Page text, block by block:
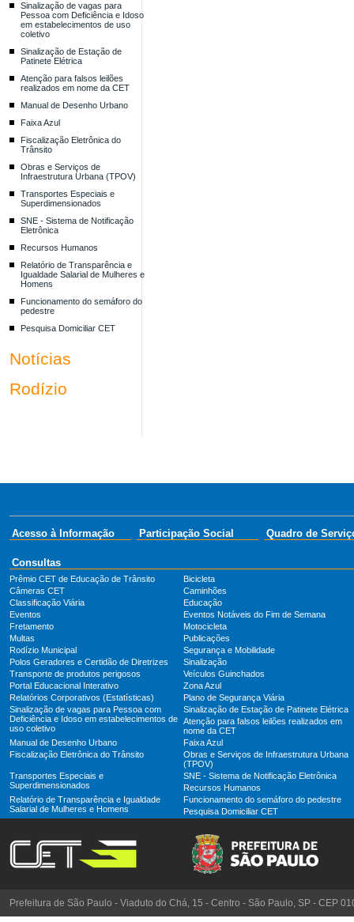
Sinalização de vagas para
Pessoa com Deficiência e Idoso
em estabelecimentos de uso
coletivo
Sinalização de Estação de
Patinete Elétrica
Atenção para falsos leilões
realizados em nome da CET
Manual de Desenho Urbano
Faixa Azul
Fiscalização Eletrônica do
Trânsito
Obras e Serviços de
Infraestrutura Urbana (TPOV)
Transportes Especiais e
Superdimensionados
SNE - Sistema de Notificação
Eletrônica
Recursos Humanos
Relatório de Transparência e
Igualdade Salarial de Mulheres e
Homens
Funcionamento do semáforo do
pedestre
Pesquisa Domiciliar CET
Notícias
Rodízio
Acesso à Informação Participação Social Quadro de
Consultas
Prêmio CET de Educação de Trânsito
Bicicleta
Câmeras CET
Caminhões
Classificação Viária
Educação
Eventos
Eventos Notáveis do Fim de Semana
Fretamento
Motocicleta
Multas
Publicações
Rodízio Municipal
Segurança e Mobilidade
Polos Geradores e Certidão de Diretrizes
Sinalização
Transporte de produtos perigosos
Veículos Guinchados
Portal Educacional Interativo
Zona Azul
Relatórios Corporativos (Estatísticas)
Plano de Segurança Viária
Sinalização de vagas para Pessoa com
Deficiência e Idoso em estabelecimentos de
uso coletivo
Sinalização de Estação de Patinete Elétrica
Atenção para falsos leilões realizados em
nome da CET
Manual de Desenho Urbano
Faixa Azul
Fiscalização Eletrônica do Trânsito
Obras e Serviços de Infraestrutura Urbana
(TPOV)
Transportes Especiais e
Superdimensionados
SNE - Sistema de Notificação Eletrônica
Recursos Humanos
Relatório de Transparência e Igualdade
Salarial de Mulheres e Homens
Funcionamento do semáforo do pedestre
Pesquisa Domiciliar CET
Prefeitura de São Paulo - Viaduto do Chá, 15 - Centro - São Paulo, SP - CEP